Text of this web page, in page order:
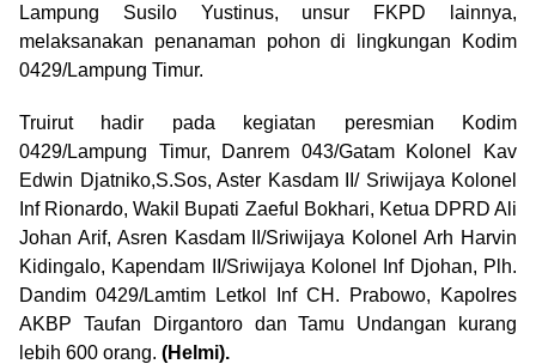
Lampung Susilo Yustinus, unsur FKPD lainnya,
melaksanakan penanaman pohon di lingkungan Kodim
0429/Lampung Timur.
Truirut hadir pada kegiatan peresmian Kodim
0429/Lampung Timur, Danrem 043/Gatam Kolonel Kav
Edwin Djatniko,S.Sos, Aster Kasdam II/ Sriwijaya Kolonel
Inf Rionardo, Wakil Bupati Zaeful Bokhari, Ketua DPRD Ali
Johan Arif, Asren Kasdam II/Sriwijaya Kolonel Arh Harvin
Kidingalo, Kapendam II/Sriwijaya Kolonel Inf Djohan, Plh.
Dandim 0429/Lamtim Letkol Inf CH. Prabowo, Kapolres
AKBP Taufan Dirgantoro dan Tamu Undangan kurang
lebih 600 orang. (Helmi).